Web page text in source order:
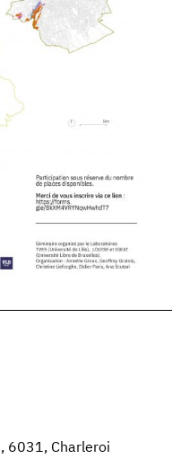
6031, Charleroi